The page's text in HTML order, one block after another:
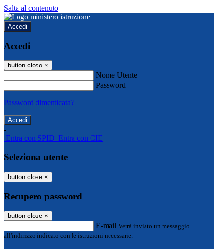
Salta al contenuto
Accedi
Accedi
button close ×
Nome Utente
Password
Password dimenticata?
-
Entra con SPID Entra con CIE
Seleziona utente
button close ×
Recupero password
button close ×
E-mail Verrà inviato un messaggio
all'indirizzo indicato con le istruzioni necessarie.